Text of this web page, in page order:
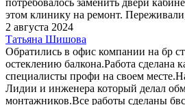
потребовалось заменить двери
этом клинику на ремонт.
2 августа 2024
Татьяна Шишова
Обратились в офис компании на бр
остеклению балкона.Работа сделана
специалисты профи на своем
Лидии и инженера который делал
монтажников.Все работы сделаны